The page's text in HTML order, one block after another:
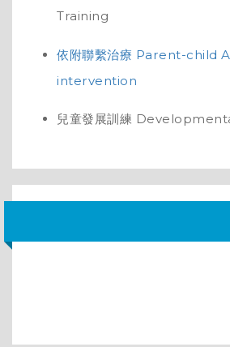
Training
依附聯繫治療 Parent-child
intervention
兒童發展訓練